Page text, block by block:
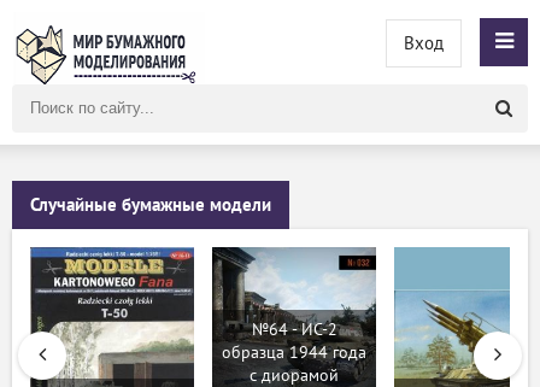
сайту
Вход
Случайные бумажные модели
№64 - ИС-2
образца 1944 года
с диорамой